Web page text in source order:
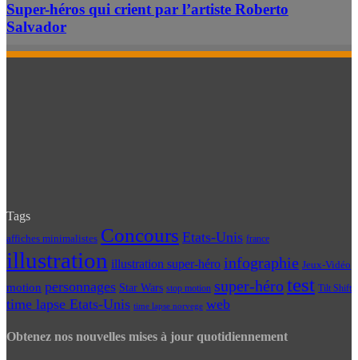
Super-héros qui crient par l’artiste Roberto
Salvador
Tags
affiches minimalistes Concours Etats-Unis france
illustration illustration super-héro infographie Jeux-Vidéo
motion personnages Star Wars stop motion super-hérotest Tilt Shift
time lapse Etats-Unis time lapse norvege web
Obtenez nos nouvelles mises à jour quotidiennement